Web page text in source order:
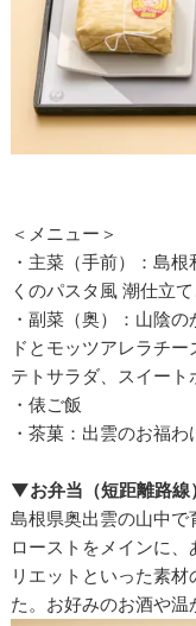
＜メニュー＞
・主菜（手前）：島
くのパスタ風 潮仕立
・副菜（奥）：山陰
ドとモッツアレラチ
テトサラダ、スイート
・俵ご飯
・茶菓：出雲のお福わ
▼お弁当（短距離路線）
島根県奥出雲の山中
ローストをメインに
リエットといった素
た。お好みのお酒や温